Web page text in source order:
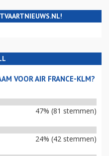
VOOR AIR FRANCE-KLM?
47% (81 stemmen)
24% (42 stemmen)